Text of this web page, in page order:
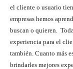
el cliente o usuario
empresas hemos
buscan o quieren.
experiencia para el
también. Cuanto más
brindarles mejores